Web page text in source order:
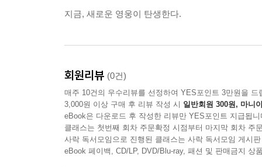
지금, 새로운 영웅이 탄생한다.
회원리뷰 (0건)
매주 10건의 우수리뷰를 선정하여 YES포인트 3만원을 드
3,000원 이상 구매 후 리뷰 작성 시 일반회원 300원, 마니
eBook은 다운로드 후 작성한 리뷰만 YES포인트 지급됩니
클래스는 첫번째 회차 주문확정 시점부터 마지막 회차 주
사락 독서모임으로 진행된 클래스는 사락 독서모임 게시
eBook 페이백, CD/LP, DVD/Blu-ray, 패션 및 판매금지 상